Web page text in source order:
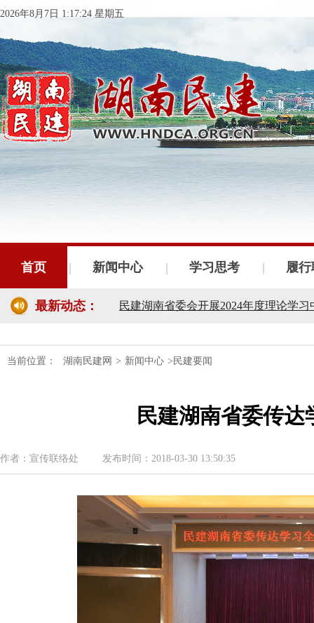
2026年8月7日 1:17:24 星期五
首页 新闻中心 学习思考 履
最新动态：
民建湖南省十届十次常委会议召开
民建湖南省委会开展2024年度理论学
民建湖南省委会召开全省组织建设工作
民建湖南省第十届委员会内部监督委
当前位置： 湖南民建网 > 新闻中心 >民建要闻
民建湖南省委传
作者：宣传联络处 发布时间：2018-03-30 13:50:35